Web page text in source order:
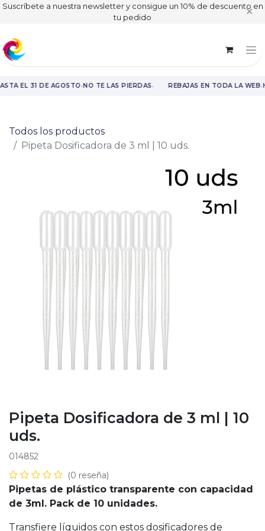
Suscríbete a nuestra newsletter y consigue un 10% de descuento en
tu pedido
✕
EL 31 DE AGOSTO·NO TE LAS PIERDAS· REBAJAS EN TODA LA WEB·
Todos los productos
Pipeta Dosificadora de 3 ml | 10 uds.
Pipeta Dosificadora de 3 ml | 10
uds.
014852
(0 reseña)
Pipetas de plástico transparente con capacidad
de 3ml. Pack de 10 unidades.
Transfiere líquidos con estos dosificadores de